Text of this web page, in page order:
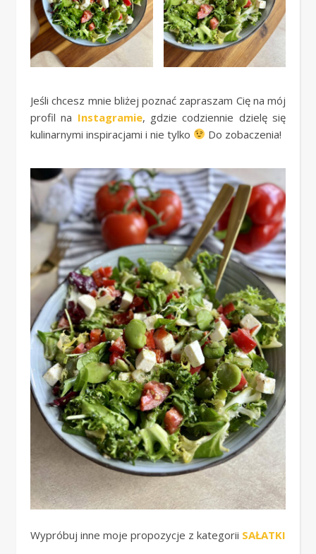
Jeśli chcesz mnie bliżej poznać zapraszam Cię na mój
profil na Instagramie, gdzie codziennie dzielę się
kulinarnymi inspiracjami i nie tylko
Do zobaczenia!
Wypróbuj inne moje propozycje z kategorii SAŁATKI